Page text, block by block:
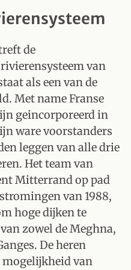
de
van
als een van de
Met name Franse
geincorporeerd in
ware voorstanders
leggen van alle drie
Het team van
Mitterrand op pad
van 1988,
hoge dijken te
zowel de Meghna,
De heren
mogelijkheid van